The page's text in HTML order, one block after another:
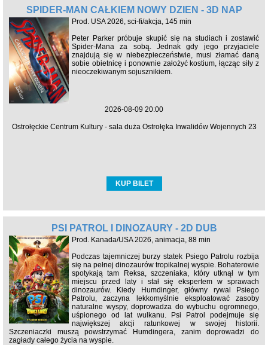
SPIDER-MAN CAŁKIEM NOWY DZIEŃ - 3D NAP
Prod. USA 2026, sci-fi/akcja, 145 min
Peter Parker próbuje skupić się na studiach i zostawić
Spider-Mana za sobą. Jednak gdy jego przyjaciele
znajdują się w niebezpieczeństwie, musi złamać daną
sobie obietnicę i ponownie założyć kostium, łącząc siły z
nieoczekiwanym sojusznikiem.
2026-08-09 20:00
Ostrołęckie Centrum Kultury - sala duża Ostrołęka Inwalidów Wojennych 23
KUP BILET
PSI PATROL I DINOZAURY - 2D DUB
Prod. Kanada/USA 2026, animacja, 88 min
Podczas tajemniczej burzy statek Psiego Patrolu rozbija
się na pełnej dinozaurów tropikalnej wyspie. Bohaterowie
spotykają tam Reksa, szczeniaka, który utknął w tym
miejscu przed laty i stał się ekspertem w sprawach
dinozaurów. Kiedy Humdinger, główny rywal Psiego
Patrolu, zaczyna lekkomyślnie eksploatować zasoby
naturalne wyspy, doprowadza do wybuchu ogromnego,
uśpionego od lat wulkanu. Psi Patrol podejmuje się
największej akcji ratunkowej w swojej historii.
Szczeniaczki muszą powstrzymać Humdingera, zanim doprowadzi do
zagłady całego życia na wyspie.